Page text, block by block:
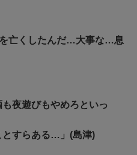
亡くしたんだ…大事な…息
夜遊びもやめろといっ
とすらある…」(島津)